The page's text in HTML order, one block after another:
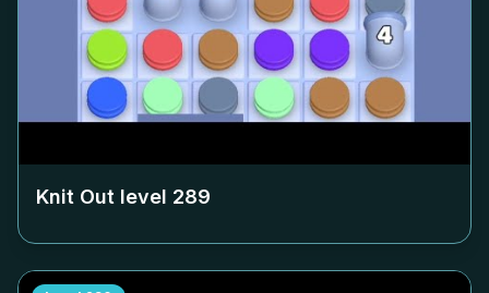
Knit Out level 289